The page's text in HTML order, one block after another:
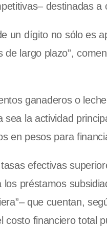
destinadas a
un dígito no sólo es
largo plazo”,
ganaderos o
la actividad
en pesos para
efectivas
préstamos
que cuentan,
costo financiero total